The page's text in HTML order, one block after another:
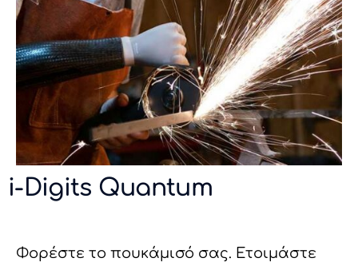
i-Digits Quantum
Φορέστε το πουκάμισό σας. Ετοιμάστε